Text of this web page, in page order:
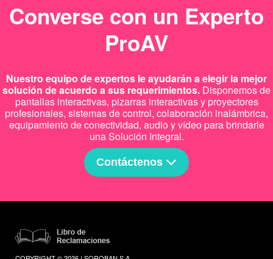
Converse con un Experto
ProAV
Nuestro equipo de expertos le ayudarán a elegir la mejor
solución de acuerdo a sus requerimientos. Disponemos de
pantallas interactivas, pizarras interactivas y proyectores
profesionales, sistemas de control, colaboración inalámbrica,
equipamiento de conectividad, audio y vídeo para brindarle
una Solución Integral.
Contáctenos